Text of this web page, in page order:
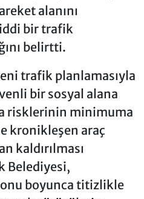
alanını
bir trafik
belirtti.
trafik planlamasıyla
bir sosyal alana
risklerinin minimuma
kronikleşen araç
kaldırılması
Belediyesi,
boyunca titizlikle